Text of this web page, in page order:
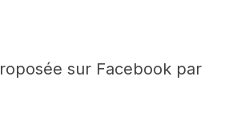
sur Facebook par